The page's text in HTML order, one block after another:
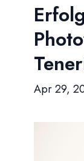
Apr 29,